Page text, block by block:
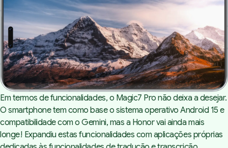
Em termos de funcionalidades, o Magic7 Pro não deixa a desejar.
O smartphone tem como base o sistema operativo Android 15 e
compatibilidade com o Gemini, mas a Honor vai ainda mais
longe! Expandiu estas funcionalidades com aplicações próprias